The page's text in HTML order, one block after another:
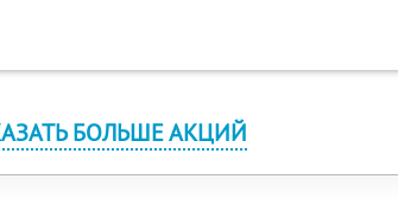
БОЛЬШЕ АКЦИЙ